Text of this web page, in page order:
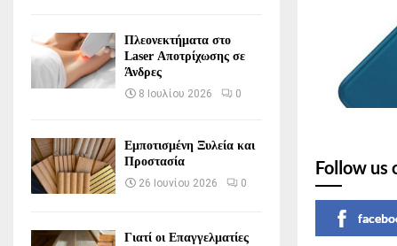
Follow us
Πλεονεκτήματα στο
Laser Αποτρίχωσης σε
Άνδρες
8 Ιουλίου 2026 0
Εμποτισμένη Ξυλεία και
Προστασία
26 Ιουνίου 2026 0
Γιατί οι Επαγγελματίες